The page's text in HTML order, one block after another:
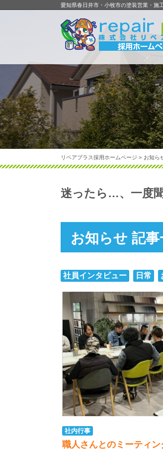
愛知県春日井市・小牧市の塗装営業・施
リペアプラス採用ホームページ > お知ら
迷ったら…、一度
お知らせ 記事
社員インタビュー 日常
社内行事
職人さんとのミーティ